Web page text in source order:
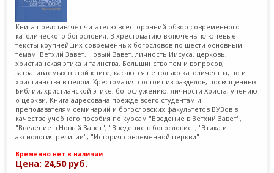
Книга представляет читателю всесторонний обзор современного
католического богословия. В хрестоматию включены ключевые
тексты крупнейших современных богословов по шести основным
темам: Ветхий Завет, Новый Завет, личность Иисуса, церковь,
христианская этика и таинства. Большинство тем и вопросов,
затрагиваемых в этой книге, касаются не только католичества, но и
христианства в целом. Хрестоматия состоит из разделов, посвященных
Библии, христианской этике, богослужению, личности Христа, учению
о церкви. Книга адресована прежде всего студентам и
преподавателям семинарий и богословских факультетов ВУЗов в
качестве учебного пособия по курсам "Введение в Ветхий Завет",
"Введение в Новый Завет", "Введение в богословие", "Этика и
аксиология религии", "История современной церкви".
Временно нет в наличии
Цена: 24,50 руб.